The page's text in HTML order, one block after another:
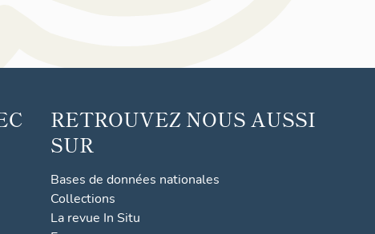
RETROUVEZ NOUS AUSSI
SUR
Bases de données nationales
Collections
La revue In Situ